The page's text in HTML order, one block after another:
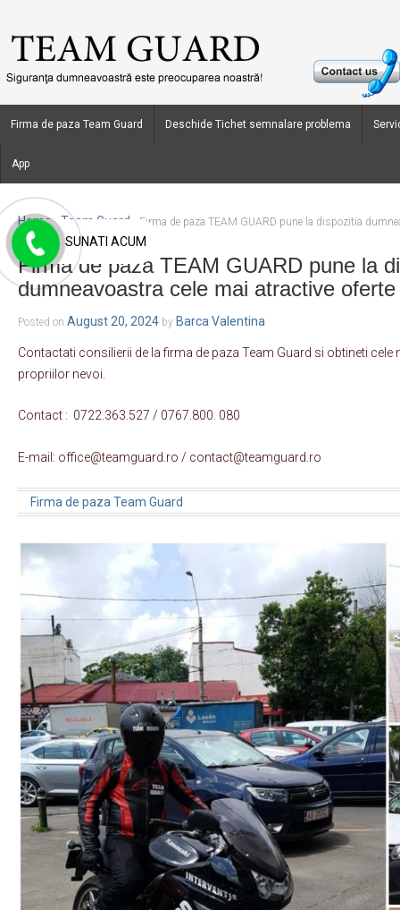
Firma de paza Team Guard Deschide Tichet semnalare problema
App
Home › Team Guard Firma de paza TEAM GUARD pune la dispozitia
Firma de paza TEAM GUARD pune la
dumneavoastra cele mai atractive oferte
Posted on August 20, 2024 by Barca Valentina
Contactati consilierii de la firma de paza Team Guard si obtineti cele
propriilor nevoi.
Contact : 0722.363.527 / 0767.800. 080
E-mail: office@teamguard.ro / contact@teamguard.ro
Firma de paza Team Guard
SUNATI ACUM